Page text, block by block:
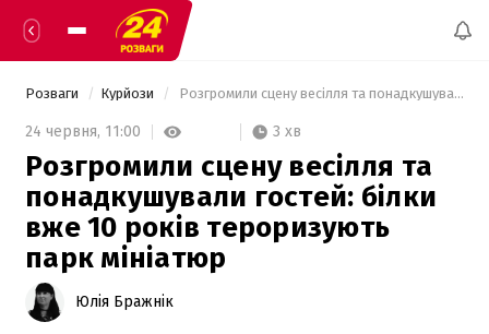
Розваги Курйози Розгромили сцену весілля та понадкушували гостей: білки вже 10 років тероризують парк мініатюр
24 червня, 11:00 3 хв
Розгромили сцену весілля та
понадкушували гостей: білки
вже 10 років тероризують
парк мініатюр
Юлія Бражнік